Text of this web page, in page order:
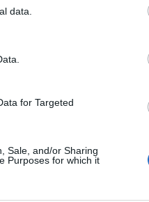
data.
for Targeted
Sale, and/or Sharing
Purposes for which it
Программа-эксплойт
системе и избегать защитных
под угрозой более миллиона
на цепочку поставок.
ASUS Live Update –
атакующие внедрили в это ПО
более миллиона
нулевого дня, с помощью
уязвимость, которая,
кибергруппировками —
0797, были переданы в